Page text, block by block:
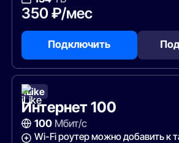
350 ₽/мес
Подключить
iLike
Интернет 100
100Мбит/с
Wi-Fi роутер можно добавить к